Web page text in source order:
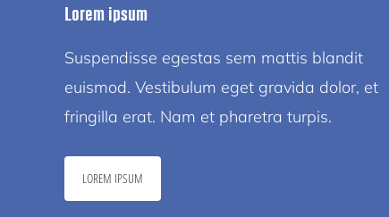
Lorem ipsum
Suspendisse egestas sem mattis blandit
euismod. Vestibulum eget gravida dolor, et
fringilla erat. Nam et pharetra turpis.
LOREM IPSUM